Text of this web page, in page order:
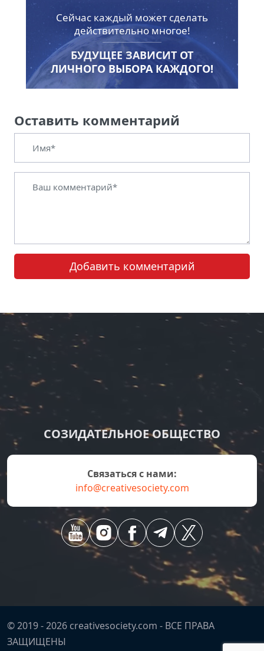
Сейчас каждый может сделать
действительно многое!
БУДУЩЕЕ ЗАВИСИТ ОТ
ЛИЧНОГО ВЫБОРА КАЖДОГО!
Оставить комментарий
Добавить комментарий
СОЗИДАТЕЛЬНОЕ ОБЩЕСТВО
Связаться с нами:
info@creativesociety.com
© 2019 -2026 creativesociety.com - ВСЕ ПРАВА
ЗАЩИЩЕНЫ